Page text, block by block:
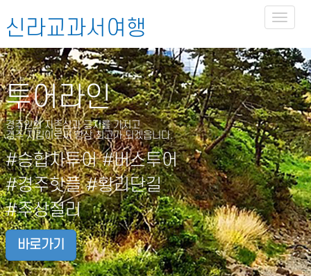
Toggle
신라교과서여행
투어라인
경주인의 자존심과 긍지를 가지고
경주 지킴이로써 항상 최고가 되겠읍니다.
#승합차투어 #버스투어
#경주핫플 #황리단길
#주상절리
바로가기